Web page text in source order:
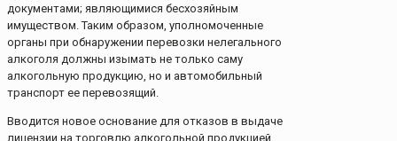
документами; являющимися бесхозяйным
имуществом. Таким образом, уполномоченные
органы при обнаружении перевозки нелегального
алкоголя должны изымать не только саму
алкогольную продукцию, но и автомобильный
транспорт ее перевозящий.
Вводится новое основание для отказов в выдаче
лицензии на торговлю алкогольной продукцией